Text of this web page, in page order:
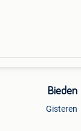
Bieden
Gisteren